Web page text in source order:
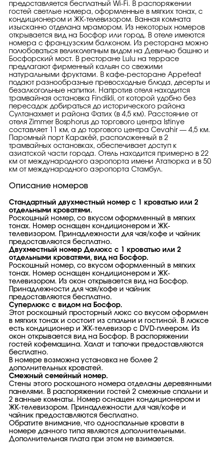
предоставляется бесплатный Wi-Fi. В распоряжении
гостей светлые номера, оформленные в мягких тонах, с
кондиционером и ЖК-телевизором. Ванная комната
изысканно отделана мрамором. Из некоторых номеров
открывается вид на Босфор или город. В отеле имеются
номера с французским балконом. Из ресторана можно
полюбоваться великолепным видом на Девичью башню и
Босфорский мост. В ресторане Lulu на террасе
предлагают фирменный кальян со свежими
натуральными фруктами. В кафе-ресторане Appeteat
подают разнообразные превосходные блюда, десерты и
безалкогольные напитки. Напротив отеля находится
трамвайная остановка Findikli, от которой удобно без
пересадок добираться до исторического района
Султанахмет и района Фатих (в 4,5 км). Расстояние от
отеля Zimmer Bosphorus до торгового центра Istinye
составляет 11 км, а до торгового центра Cevahir — 4,5 км.
Паромный порт Каракёй, расположенный в 2
трамвайных остановках, обеспечивает доступ к
азиатской части города. Отель находится примерно в 22
км от международного аэропорта имени Ататюрка и в 50
км от международного аэропорта Стамбул.
Описание номеров
Стандартный двухместный номер с 1 кроватью или 2
отдельными кроватями.
Роскошный номер, со вкусом оформленный в мягких
тонах. Номер оснащен кондиционером и ЖК-
телевизором. Принадлежности для чая/кофе и чайник
предоставляются бесплатно.
Двухместный номер Делюкс с 1 кроватью или 2
отдельными кроватями, вид на Босфор.
Роскошный номер, со вкусом оформленный в мягких
тонах. Номер оснащен кондиционером и ЖК-
телевизором. Из окон открывается вид на Босфор.
Принадлежности для чая/кофе и чайник
предоставляются бесплатно.
Суперлюкс с видом на Босфор.
Этот роскошный просторный люкс со вкусом оформлен
в мягких тонах и состоит из спальни и гостиной. В люксе
есть кондиционер и ЖК-телевизор с DVD-плеером. Из
окон открывается вид на Босфор. В распоряжении
гостей кофемашина. Халат и тапочки предоставляются
бесплатно.
В номере возможна установка не более 2
дополнительных кроватей.
Смежный семейный номер.
Стены этого роскошного номера отделаны деревянными
панелями. В распоряжении гостей 2 смежные спальни и
2 ванные комнаты. Номер оснащен кондиционером и
ЖК-телевизором. Принадлежности для чая/кофе и
чайник предоставляются бесплатно.
Обратите внимание, что односпальные кровати в
номере данного типа являются дополнительными.
Дополнительная плата при этом не взимается.